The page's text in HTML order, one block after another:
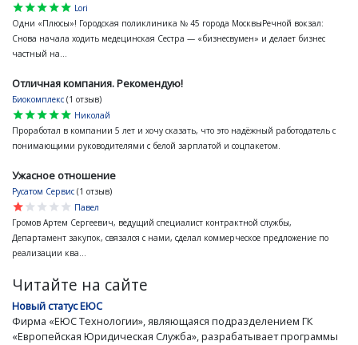
star
star
star
star
star
Lori
Одни «Плюсы»! Городская поликлиника № 45 города МосквыРечной вокзал:
Снова начала ходить медецинская Сестра — «бизнесвумен» и делает бизнес
частный на...
Отличная компания. Рекомендую!
Биокомплекс (1 отзыв)
star
star
star
star
star
Николай
Проработал в компании 5 лет и хочу сказать, что это надёжный работодатель с
понимающими руководителями с белой зарплатой и соцпакетом.
Ужасное отношение
Русатом Сервис (1 отзыв)
star
star
star
star
star
Павел
Громов Артем Сергеевич, ведущий специалист контрактной службы,
Департамент закупок, связался с нами, сделал коммерческое предложение по
реализации ква...
Читайте на сайте
Новый статус ЕЮС
Фирма «ЕЮС Технологии», являющаяся подразделением ГК
«Европейская Юридическая Служба», разрабатывает программы